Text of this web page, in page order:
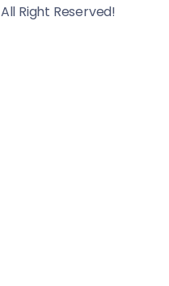
All Right Reserved!